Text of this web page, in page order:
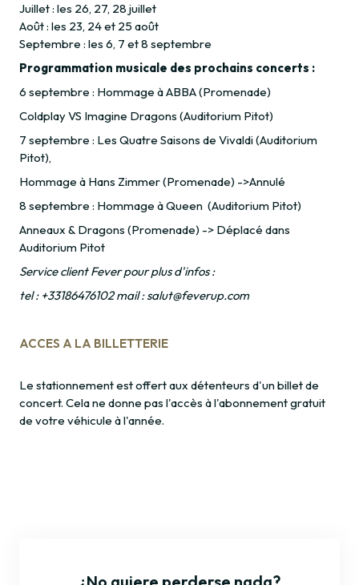
Juillet : les 26, 27, 28 juillet
Août : les 23, 24 et 25 août
Septembre : les 6, 7 et 8 septembre
Programmation musicale des prochains concerts :
6 septembre : Hommage à ABBA (Promenade)
Coldplay VS Imagine Dragons (Auditorium Pitot)
7 septembre : Les Quatre Saisons de Vivaldi (Auditorium
Pitot),
Hommage à Hans Zimmer (Promenade) ->Annulé
8 septembre : Hommage à Queen (Auditorium Pitot)
Anneaux & Dragons (Promenade) -> Déplacé dans
Auditorium Pitot
Service client Fever pour plus d'infos :
tel : +33186476102 mail : salut@feverup.com
ACCES A LA BILLETTERIE
Le stationnement est offert aux détenteurs d'un billet de
concert. Cela ne donne pas l'accès à l'abonnement gratuit
de votre véhicule à l'année.